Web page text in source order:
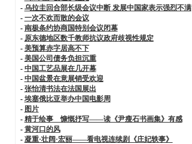
- 乌拉圭回合部长级会议中断 发展中国家表示强烈不满
- 一次不欢而散的会议
- 南极条约协商国特别会议闭幕
- 原东德地区数千教师抗议政府歧视性规定
- 美预算赤字居高不下
- 美国公司债务负担沉重
- 中国工艺品展在几开幕
- 中国盆景在意展销受欢迎
- 张怡清书法在法国展出
- 埃塞俄比亚举办中国电影周
- 图片
- 精于绘事 慷慨抒写——读《尹瘦石书画集》有感
- 黄河口的风
- 凝重·壮阔·宏丽——看电视连续剧《庄妃轶事》